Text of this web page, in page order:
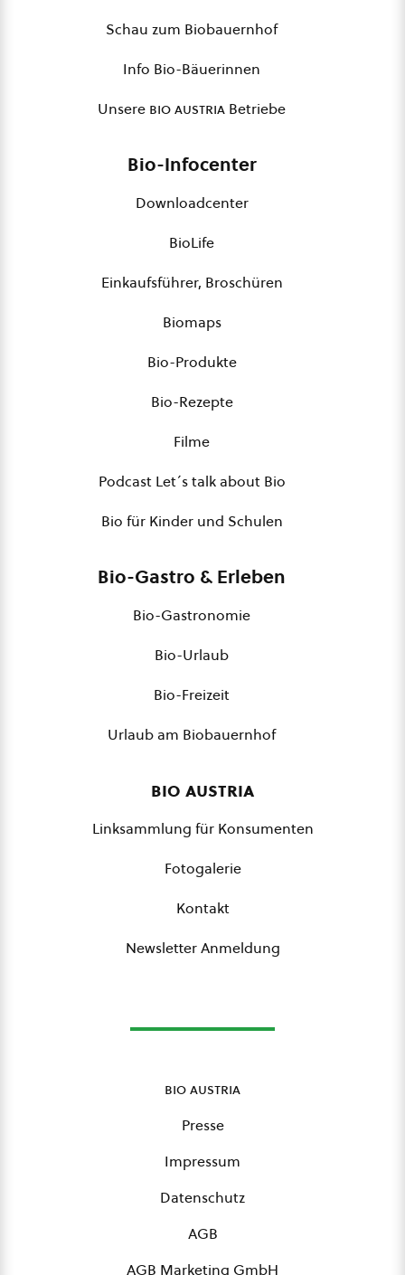
Schau zum Biobauernhof
Info Bio-Bäuerinnen
Unsere bio austria Betriebe
Bio-Infocenter
Downloadcenter
BioLife
Einkaufsführer, Broschüren
Biomaps
Bio-Produkte
Bio-Rezepte
Filme
Podcast Let´s talk about Bio
Bio für Kinder und Schulen
Bio-Gastro & Erleben
Bio-Gastronomie
Bio-Urlaub
Bio-Freizeit
Urlaub am Biobauernhof
bio austria
Linksammlung für Konsumenten
Fotogalerie
Kontakt
Newsletter Anmeldung
bio austria
Presse
Impressum
Datenschutz
AGB
AGB Marketing GmbH